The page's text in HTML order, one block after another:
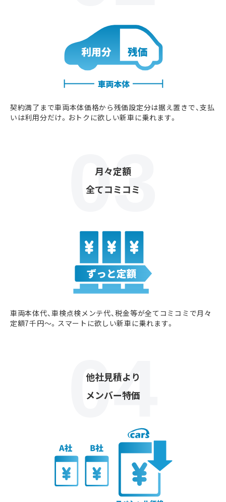
契約満了まで車両本体価格から残価設定分は据え置きで、支払
いは利用分だけ。おトクに欲しい新車に乗れます。
月々定額
全てコミコミ
車両本体代、車検点検メンテ代、税金等が全てコミコミで月々
定額7千円〜。スマートに欲しい新車に乗れます。
他社見積より
メンバー特価